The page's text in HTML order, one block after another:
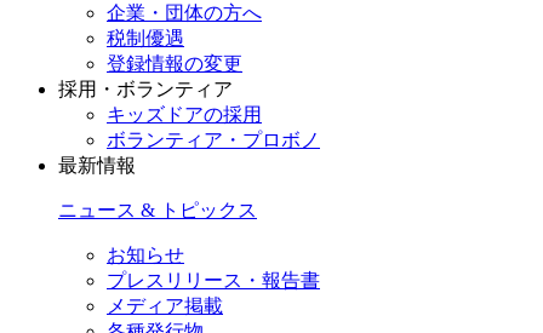
企業・団体の方へ
税制優遇
登録情報の変更
採用・ボランティア
キッズドアの採用
ボランティア・プロボノ
最新情報
ニュース & トピックス
お知らせ
プレスリリース・報告書
メディア掲載